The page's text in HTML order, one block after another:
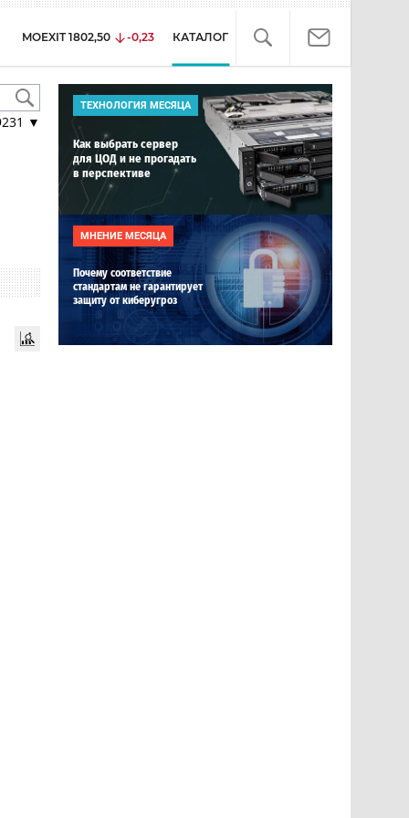
MOEXIT 1802,50 -0,23 КАТАЛОГ
▼
ТЕХНОЛОГИЯ МЕСЯЦА
Как выбрать сервер
для ЦОД и не прогадать
в перспективе
МНЕНИЕ МЕСЯЦА
Почему соответствие
стандартам не гарантирует
защиту от киберугроз